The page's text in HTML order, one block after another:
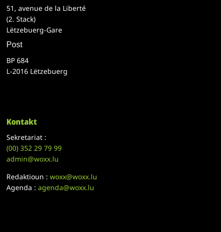
51, avenue de la Liberté
(2. Stack)
Lëtzebuerg-Gare
Post
BP 684
L-2016 Lëtzebuerg
Kontakt
Sekretariat :
(00)352 29 79 99
admin@woxx.lu
Redaktioun :woxx@woxx.lu
Agenda :agenda@woxx.lu